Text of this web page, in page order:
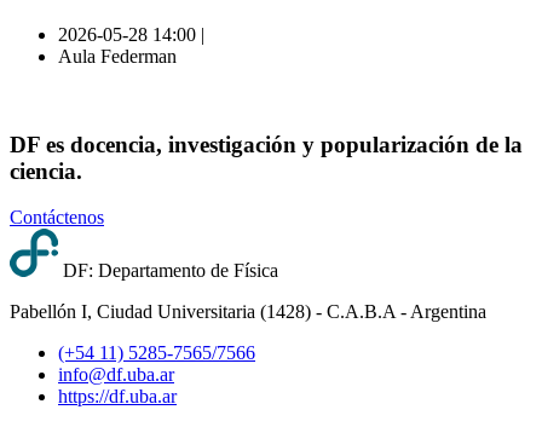
2026-05-28 14:00 |
Aula Federman
DF es docencia, investigación y popularización de la
ciencia.
Contáctenos
DF: Departamento de Física
Pabellón I, Ciudad Universitaria (1428) - C.A.B.A - Argentina
(+54 11) 5285-7565/7566
info@df.uba.ar
https://df.uba.ar